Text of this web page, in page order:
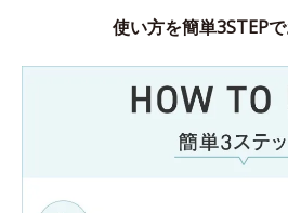
使い方を簡単3STEP